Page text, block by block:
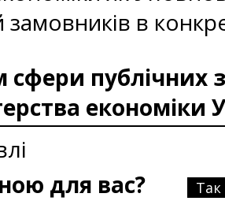
замовників в
публічних
економіки
для вас?
Так